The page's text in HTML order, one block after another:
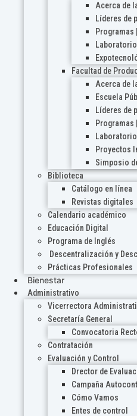
Acerca de
Líderes de
Programas
Facultad de
Acerca de
Escuela
Líderes de
Programas
Proyectos
Simposio
Biblioteca
Catálogo en línea
Revistas digitales
Calendario académico
Educación Digital
Programa de Inglés
Descentralización y
Prácticas Profesionales
Bienestar
Administrativo
Vicerrectora
Secretaría General
Convocatoria
Contratación
Evaluación y Control
Drector de
Campaña
Cómo Vamos
Entes de control